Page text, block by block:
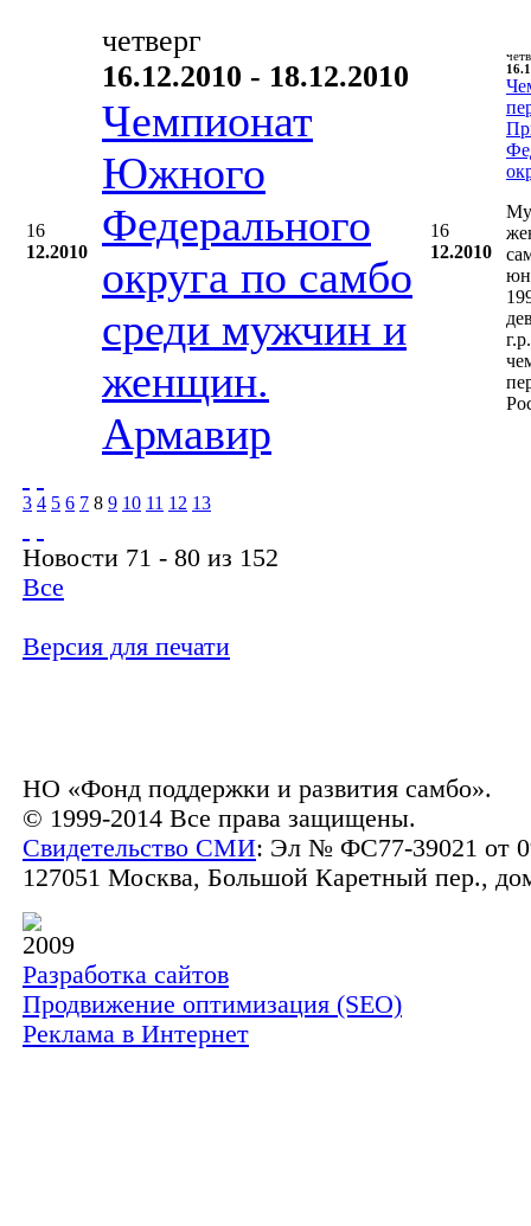
16
12.2010
четверг
16.12.2010 - 18.12.2010
Чемпионат
Южного
Федерального
округа по самбо
среди мужчин и
женщин.
Армавир
16
12.2010
3 4 5 6 7 8 9 10 11 12 13
Новости 71 - 80 из 152
Все
Версия для печати
НО «Фонд поддержки и развития самбо».
© 1999-2014 Все права защищены.
Свидетельство СМИ: Эл № ФС77-39021 от
127051 Москва, Большой Каретный пер.,
2009
Разработка сайтов
Продвижение оптимизация (SEO)
Реклама в Интернет